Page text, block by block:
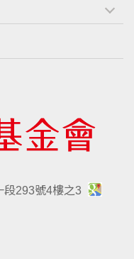
段293號4樓之3